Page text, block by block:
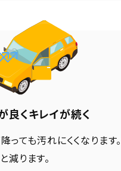
良くキレイが続く
っても汚れにくくなります
ります。